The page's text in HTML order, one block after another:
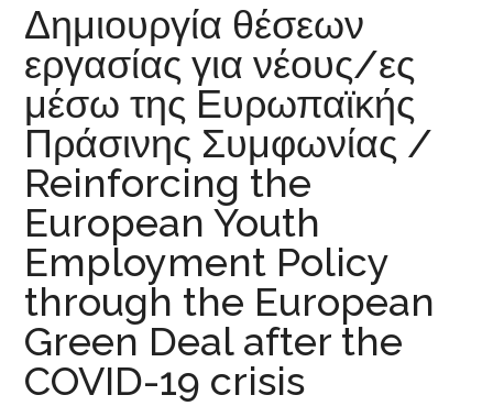
Δημιουργία θέσεων
εργασίας για νέους/ες
μέσω της Ευρωπαϊκής
Πράσινης Συμφωνίας /
Reinforcing the
European Youth
Employment Policy
through the European
Green Deal after the
COVID-19 crisis